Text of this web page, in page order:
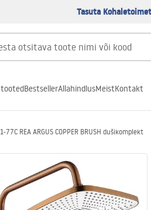
Tasuta
BestsellerAllahindlusMeistKontakt
77C REA ARGUS COPPER BRUSH dušikomplekt